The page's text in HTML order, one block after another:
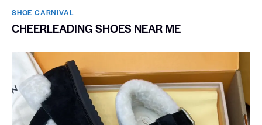
SHOE CARNIVAL​
CHEERLEADING SHOES NEAR ME